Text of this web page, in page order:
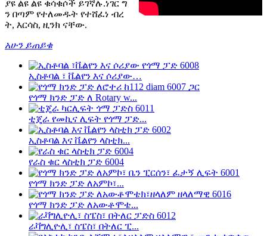
ያዩ ልዩ ልዩ ቁሳቁሶች ይገኛሉ.ነገር ግ
ን በጣም የተለመዱት የተሸፈነ ብረ
ት, እርሳስ, ዚንክ ናቸው.
አሁን ይጠይቁ
ኢስቶባል ፣ ቬልየን እና ሶሪያው…
የጎማ ክንድ ፓድ ለ Rotary w...
ቲጄራ የመኪና ሊፍት የጎማ ፓድ...
ኢስቶባል እና ቬልየን ላስቲክ...
የራስ ቁር ላስቲክ ፓድ 6004
የጎማ ክንድ ፓድ ለአምኮ፣...
የጎማ ክንድ ፓድ ለአውቶሞቴ...
ራቫግሊዮሊ፣ ስፔስ፣ በትለር ፒ...